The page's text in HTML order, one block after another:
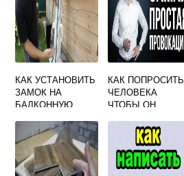
КАК УСТАНОВИТЬ
ЗАМОК НА
БАЛКОННУЮ
ДВЕРЬ
КАК ПОПРОСИТЬ
ЧЕЛОВЕКА
ЧТОБЫ ОН